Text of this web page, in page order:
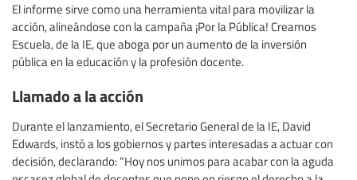
El informe sirve como una herramienta vital para movilizar la
acción, alineándose con la campaña ¡Por la Pública! Creamos
Escuela, de la IE, que aboga por un aumento de la inversión
pública en la educación y la profesión docente.
Llamado a la acción
Durante el lanzamiento, el Secretario General de la IE, David
Edwards, instó a los gobiernos y partes interesadas a actuar con
decisión, declarando: “Hoy nos unimos para acabar con la aguda